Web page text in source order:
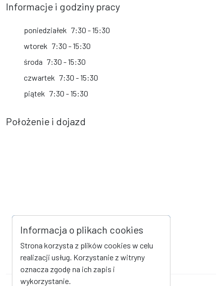
Informacje i godziny pracy
poniedziałek 7:30 - 15:30
wtorek 7:30 - 15:30
środa 7:30 - 15:30
czwartek 7:30 - 15:30
piątek 7:30 - 15:30
Położenie i dojazd
Informacja o plikach cookies
Strona korzysta z plików cookies w celu
realizacji usług. Korzystanie z witryny
oznacza zgodę na ich zapis i
wykorzystanie.